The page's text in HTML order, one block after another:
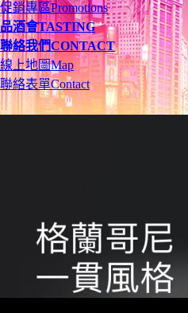
促銷專區Promotions
品酒會TASTING
聯絡我們CONTACT
線上地圖Map
聯絡表單Contact